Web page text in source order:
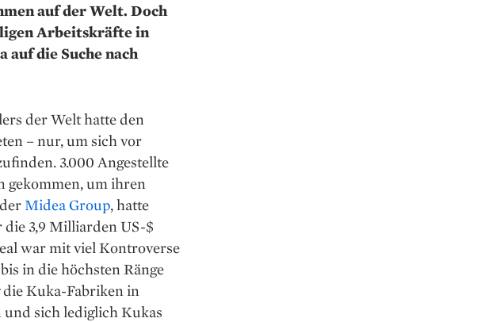
auf der Welt. Doch
Arbeitskräfte in
auf die Suche nach
der Welt hatte den
– nur, um sich vor
3.000 Angestellte
gekommen, um ­ihren
Midea Group, hatte
3,9 Milliarden US-$
war mit viel Kontroverse
in die höchsten Ränge
Kuka-Fabriken in
sich lediglich Kukas